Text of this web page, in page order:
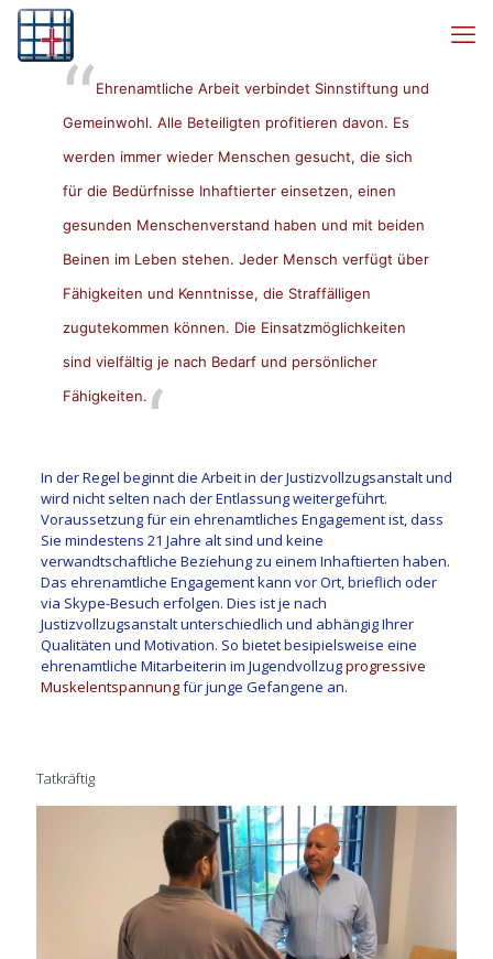
Ehrenamtliche Arbeit verbindet Sinnstiftung und
Gemeinwohl. Alle Beteiligten profitieren davon. Es
werden immer wieder Menschen gesucht, die sich
für die Bedürfnisse Inhaftierter einsetzen, einen
gesunden Menschenverstand haben und mit beiden
Beinen im Leben stehen. Jeder Mensch verfügt über
Fähigkeiten und Kenntnisse, die Straffälligen
zugutekommen können. Die Einsatzmöglichkeiten
sind vielfältig je nach Bedarf und persönlicher
Fähigkeiten.
In der Regel beginnt die Arbeit in der Justizvollzugsanstalt und
wird nicht selten nach der Entlassung weitergeführt.
Voraussetzung für ein ehrenamtliches Engagement ist, dass
Sie mindestens 21 Jahre alt sind und keine
verwandtschaftliche Beziehung zu einem Inhaftierten haben.
Das ehrenamtliche Engagement kann vor Ort, brieflich oder
via Skype-Besuch erfolgen. Dies ist je nach
Justizvollzugsanstalt unterschiedlich und abhängig Ihrer
Qualitäten und Motivation. So bietet besipielsweise eine
ehrenamtliche Mitarbeiterin im Jugendvollzugprogressive
Muskelentspannungfür junge Gefangene an.
Tatkräftig